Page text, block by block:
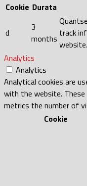
Cookie Durata
d
3
months track
website.
Analytics
Analytics
Analytical cookies are
with the website.
metrics the number of
Cookie